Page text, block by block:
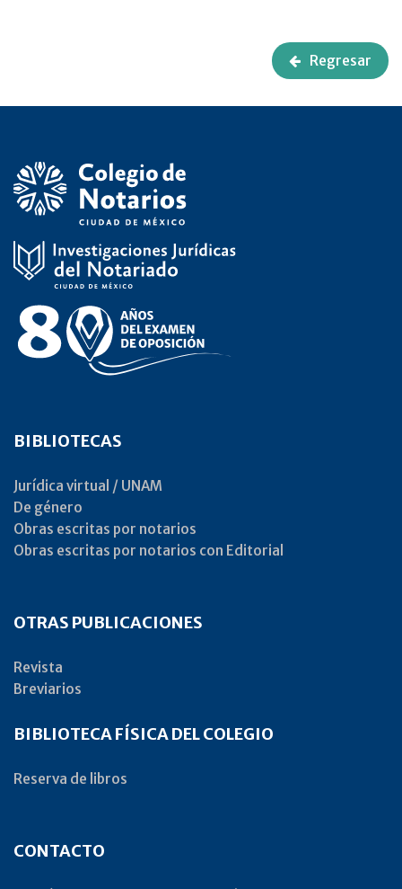
Regresar
BIBLIOTECAS
Jurídica virtual / UNAM
De género
Obras escritas por notarios
Obras escritas por notarios con Editorial
OTRAS PUBLICACIONES
Revista
Breviarios
BIBLIOTECA FÍSICA DEL COLEGIO
Reserva de libros
CONTACTO